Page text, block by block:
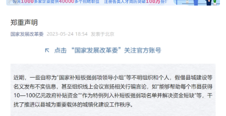
家装
人才在线 天涯企服